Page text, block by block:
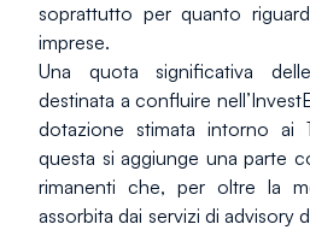
soprattutto per quanto
imprese.
Una quota significativa
destinata a confluire
dotazione stimata intorno ai
questa si aggiunge una parte
rimanenti che, per oltre la
assorbita dai servizi di advisory